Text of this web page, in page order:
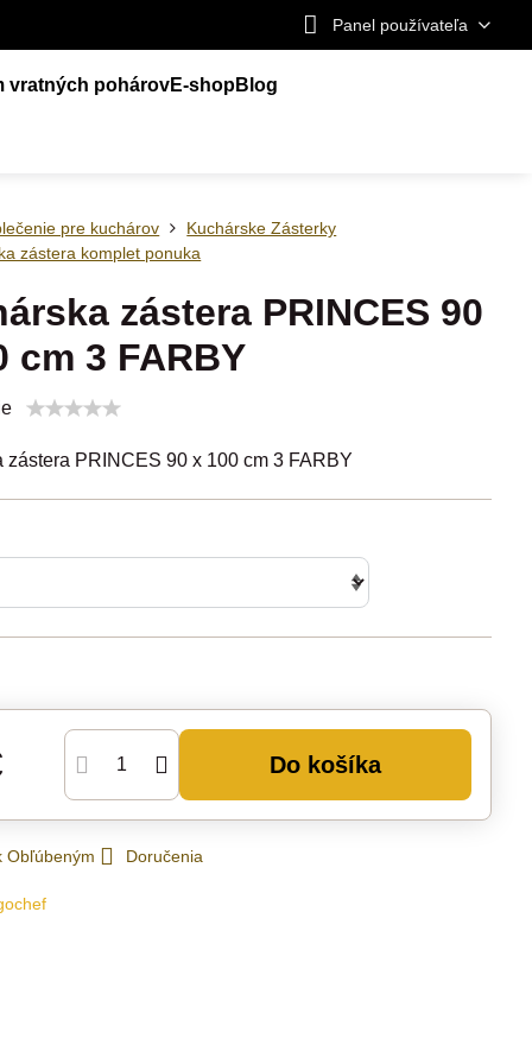
Panel používateľa
vratných pohárovE-shopBlog
pre kuchárov
Kuchárske Zásterky
zástera komplet ponuka
zástera PRINCES 90
cm 3 FARBY
zástera PRINCES 90 x 100 cm 3 FARBY
Do košíka
Obľúbeným Doručenia